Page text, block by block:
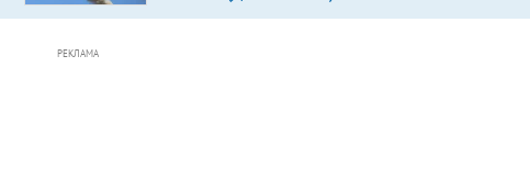
РЕКЛАМА